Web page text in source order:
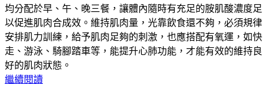
均分配於早、午、晚三餐，讓體內隨時有充足的胺肌酸濃度足
以促進肌肉合成效。維持肌肉量，光靠飲食還不夠，必須規律
安排肌力訓練，給予肌肉足夠的刺激，也應搭配有氧運，如快
走、游泳、騎腳踏車等，能提升心肺功能，才能有效的維持良
好的肌肉狀態。
繼續閱讀